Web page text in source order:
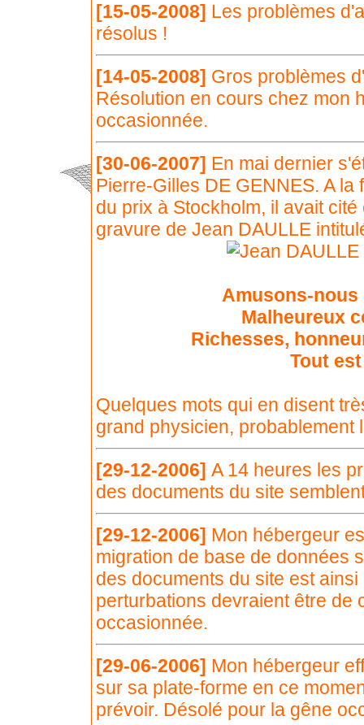
[15-05-2008] Les problèmes
résolus !
[14-05-2008] Gros problèmes
Résolution en cours chez mon
occasionnée.
[30-06-2007] En mai dernier
Pierre-Gilles DE GENNES. A
du prix à Stockholm, il avait
gravure de Jean DAULLE
Amusons-
Malheureux
Richesses,
Tout
Quelques mots qui en disent
grand physicien, probablement
[29-12-2006] A 14 heures les
des documents du site
[29-12-2006] Mon hébergeur
migration de base de données
des documents du site est
perturbations devraient être de
occasionnée.
[29-06-2006] Mon hébergeur
sur sa plate-forme en ce
prévoir. Désolé pour la gêne